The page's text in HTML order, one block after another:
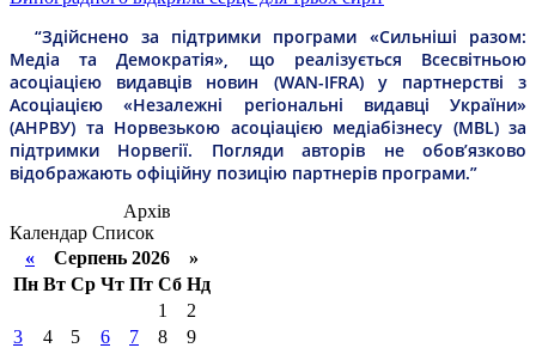
“Здійснено за підтримки програми «Сильніші разом:
Медіа та Демократія», що реалізується Всесвітньою
асоціацією видавців новин (WAN-IFRA) у партнерстві з
Асоціацією «Незалежні регіональні видавці України»
(АНРВУ) та Норвезькою асоціацією медіабізнесу (MBL) за
підтримки Норвегії. Погляди авторів не обов’язково
відображають офіційну позицію партнерів програми.”
Архів
Календар Список
« Серпень 2026 »
Пн Вт Ср Чт Пт Сб Нд
1
2
3
4 5 6 7 8
9